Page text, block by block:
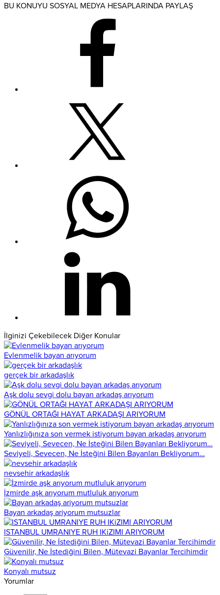
BU KONUYU SOSYAL MEDYA HESAPLARINDA PAYLAŞ
İlginizi Çekebilecek Diğer Konular
Evlenmelik bayan arıyorum
gerçek bir arkadaşlık
Aşk dolu sevgi dolu bayan arkadaş arıyorum
GÖNÜL ORTAĞI HAYAT ARKADAŞI ARIYORUM
Yanlızlığınıza son vermek istiyorum bayan arkadaş arıyorum
Seviyeli, Sevecen, Ne İsteğini Bilen Bayanları Bekliyorum…
nevsehir arkadaşlık
İzmirde aşk arıyorum mutluluk arıyorum
Bayan arkadaş ariyorum mutsuzlar
ISTANBUL UMRANIYE RUH IKiZIMI ARIYORUM
Güvenilir, Ne İstediğini Bilen, Mütevazi Bayanlar Tercihimdir
Konyalı mutsuz
Yorumlar